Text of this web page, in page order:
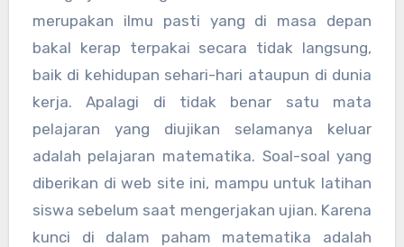
merupakan ilmu pasti yang di masa depan
bakal kerap terpakai secara tidak langsung,
baik di kehidupan sehari-hari ataupun di dunia
kerja. Apalagi di tidak benar satu mata
pelajaran yang diujikan selamanya keluar
adalah pelajaran matematika. Soal-soal yang
diberikan di web site ini, mampu untuk latihan
siswa sebelum saat mengerjakan ujian. Karena
kunci di dalam paham matematika adalah